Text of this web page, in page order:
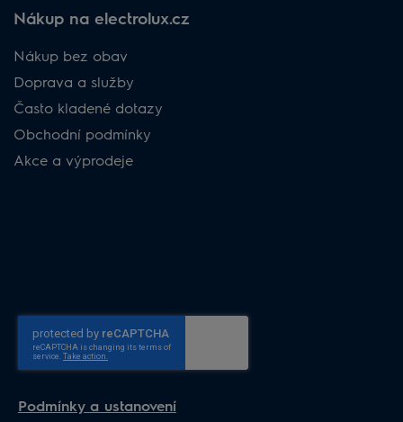
Nákup na electrolux.cz
Nákup bez obav
Doprava a služby
Často kladené dotazy
Obchodní podmínky
Akce a výprodeje
Podmínky a ustanovení